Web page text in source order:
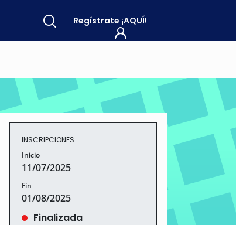
Regístrate ¡AQUÍ!
INSCRIPCIONES
Inicio
11/07/2025
Fin
01/08/2025
Finalizada